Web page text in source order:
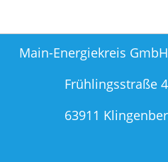
Main-Energiekreis
Frühlingsstraße
63911